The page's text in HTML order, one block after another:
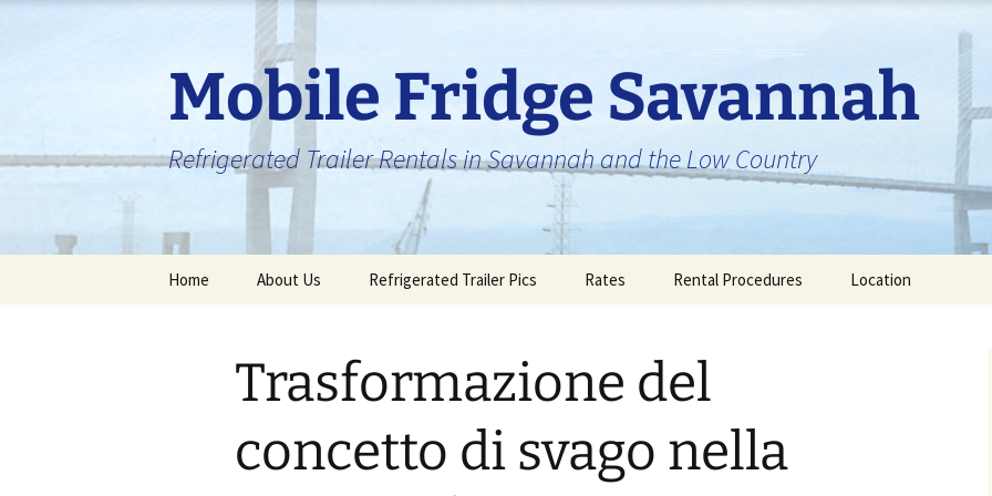
Mobile Fridge Savannah
Refrigerated Trailer Rentals in Savannah and the Low Country
Home About Us Refrigerated Trailer Pics Rates Rental Procedures Location
Trasformazione del
concetto di svago nella